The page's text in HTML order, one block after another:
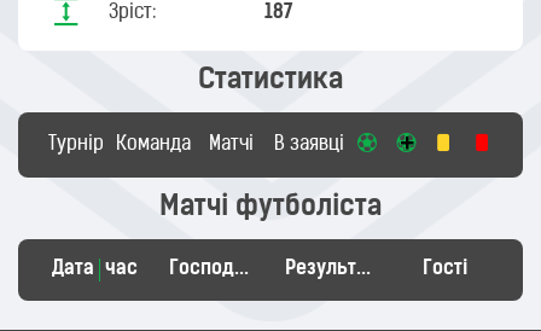
Зріст: 187
Статистика
Турнір Команда Матчі В заявці
Матчі футболіста
Дата час Господарі Результат Гості